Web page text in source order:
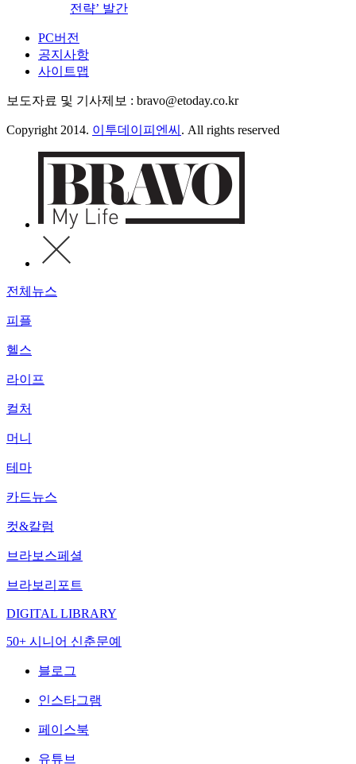
전략’ 발간
PC버전
공지사항
사이트맵
보도자료 및 기사제보 : bravo@etoday.co.kr
Copyright 2014. 이투데이피엔씨 . All rights reserved
전체뉴스
피플
헬스
라이프
컬처
머니
테마
카드뉴스
컷&칼럼
브라보스페셜
브라보리포트
DIGITAL LIBRARY
50+ 시니어 신춘문예
블로그
인스타그램
페이스북
유튜브